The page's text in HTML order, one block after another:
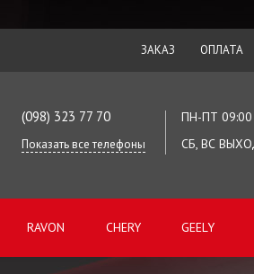
ЗАКАЗ ОПЛАТА
(098) 323 77 70
Показать все телефоны
ПН-ПТ 09:00
СБ, ВС
RAVON CHERY GEELY